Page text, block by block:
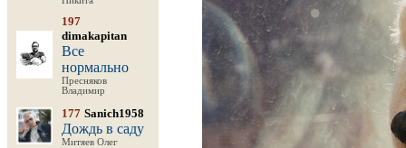
197
dimakapitan
Все
нормально
Пресняков
Владимир
177 Sanich1958
Дождь в саду
Митяев Олег